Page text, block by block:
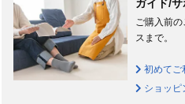
ガイド/サ
ご購入前
スまで。
初めてご
ショッピ